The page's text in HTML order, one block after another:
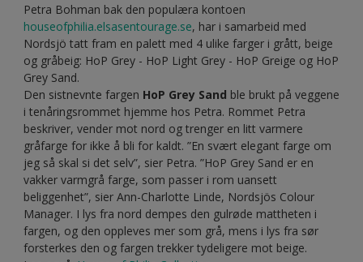
Petra Bohman bak den populæra kontoen
houseofphilia.elsasentourage.se, har i samarbeid med
Nordsjö tatt fram en palett med 4 ulike farger i grått, beige
og gråbeig: HoP Grey - HoP Light Grey - HoP Greige og HoP
Grey Sand.
Den sistnevnte fargen HoP Grey Sand ble brukt på veggene
i tenåringsrommet hjemme hos Petra. Rommet Petra
beskriver, vender mot nord og trenger en litt varmere
gråfarge for ikke å bli for kaldt. ”En svært elegant farge om
jeg så skal si det selv”, sier Petra. ”HoP Grey Sand er en
vakker varmgrå farge, som passer i rom uansett
beliggenhet”, sier Ann-Charlotte Linde, Nordsjös Colour
Manager. I lys fra nord dempes den gulrøde mattheten i
fargen, og den oppleves mer som grå, mens i lys fra sør
forsterkes den og fargen trekker tydeligere mot beige.